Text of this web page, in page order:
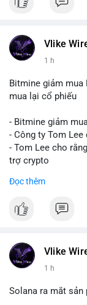
Vlike
1 h
Bitmine giảm mua
mua lại cổ phiếu
- Bitmine giảm
- Công ty Tom
- Tom Lee cho
trợ crypto
nghỉ tháng 8
#binancesquare
#vlikevn #titanbot
📰 Nguồn:
Đọc thêm
Vlike
1 h
Solana ra mắt sản